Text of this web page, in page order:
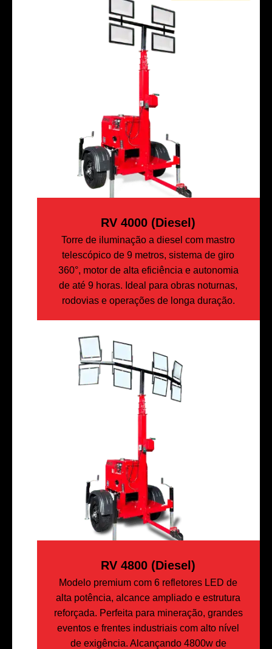
RV 4000 (diesel)
Torre de iluminação a diesel com mastro
telescópico de 9 metros, sistema de giro
360°, motor de alta eficiência e autonomia
de até 9 horas. Ideal para obras noturnas,
rodovias e operações de longa duração.
RV 4800 (Diesel)
Modelo premium com 6 refletores LED de
alta potência, alcance ampliado e estrutura
reforçada. Perfeita para mineração, grandes
eventos e frentes industriais com alto nível
de exigência. Alcançando 4800w de